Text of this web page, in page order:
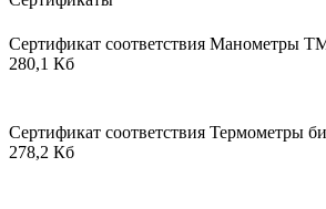
Сертификат соответствия
280,1 Кб
Сертификат соответствия Термометры
278,2 Кб